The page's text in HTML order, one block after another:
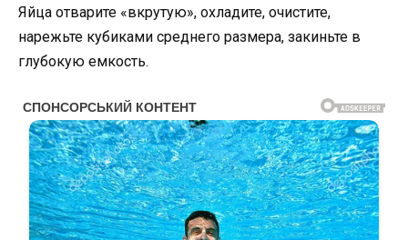
Яйца отварите «вкрутую», охладите, очистите,
нарежьте кубиками среднего размера, закиньте в
глубокую емкость.